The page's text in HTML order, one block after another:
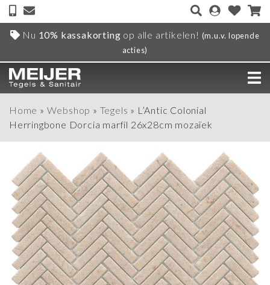
Nu 10% kassakorting op alle artikelen! (m.u.v. lopende
acties)
Home » Webshop » Tegels » L’Antic Colonial
Herringbone Dorcia marfil 26x28cm mozaïek